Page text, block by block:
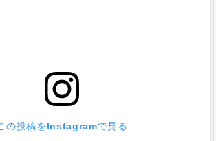
の投稿をInstagramで見る